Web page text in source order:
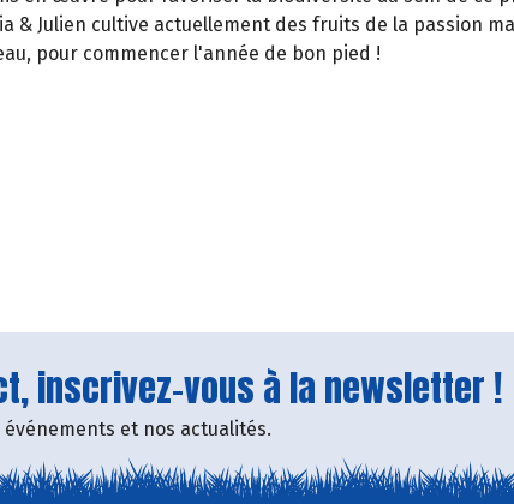
& Julien cultive actuellement des fruits de la passion
pour commencer l'année de bon pied !
inscrivez-vous à la newsletter !
et nos actualités.